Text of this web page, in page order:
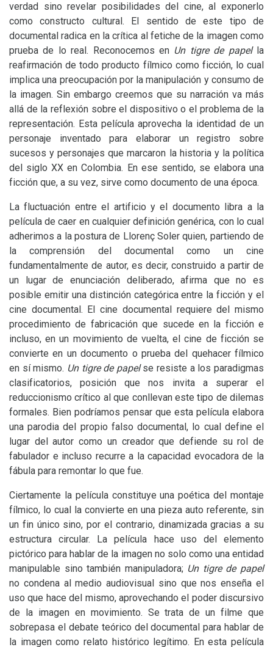
verdad sino revelar posibilidades del cine, al exponerlo
como constructo cultural. El sentido de este tipo de
documental radica en la crítica al fetiche de la imagen como
prueba de lo real. Reconocemos en Un tigre de papel la
reafirmación de todo producto fílmico como ficción, lo cual
implica una preocupación por la manipulación y consumo de
la imagen. Sin embargo creemos que su narración va más
allá de la reflexión sobre el dispositivo o el problema de la
representación. Esta película aprovecha la identidad de un
personaje inventado para elaborar un registro sobre
sucesos y personajes que marcaron la historia y la política
del sigloXX en Colombia. En ese sentido, se elabora una
ficción que, a su vez, sirve como documento de una época.
La fluctuación entre el artificio y el documento libra a la
película de caer en cualquier definición genérica, con lo cual
adherimos a la postura de Llorenç Soler quien, partiendo de
la comprensión del documental como un cine
fundamentalmente de autor, es decir, construido a partir de
un lugar de enunciación deliberado, afirma que no es
posible emitir una distinción categórica entre la ficción y el
cine documental. El cine documental requiere del mismo
procedimiento de fabricación que sucede en la ficción e
incluso, en un movimiento de vuelta, el cine de ficción se
convierte en un documento o prueba del quehacer fílmico
en sí mismo. Un tigre de papelse resiste a los paradigmas
clasificatorios, posición que nos invita a superar el
reduccionismo crítico al que conllevan este tipo de dilemas
formales. Bien podríamos pensar que esta película elabora
una parodia del propio falso documental, lo cual define el
lugar del autor como un creador que defiende su rol de
fabulador e incluso recurre a la capacidad evocadora de la
fábula para remontar lo que fue.
Ciertamente la película constituye una poética del montaje
fílmico, lo cual la convierte en una pieza auto referente, sin
un fin único sino, por el contrario, dinamizada gracias a su
estructura circular. La película hace uso del elemento
pictórico para hablar de la imagen no solo como una entidad
manipulable sino también manipuladora; Un tigre de papel
no condena al medio audiovisual sino que nos enseña el
uso que hace del mismo, aprovechando el poder discursivo
de la imagen en movimiento. Se trata de un filme que
sobrepasa el debate teórico del documental para hablar de
la imagen como relato histórico legítimo. En esta película